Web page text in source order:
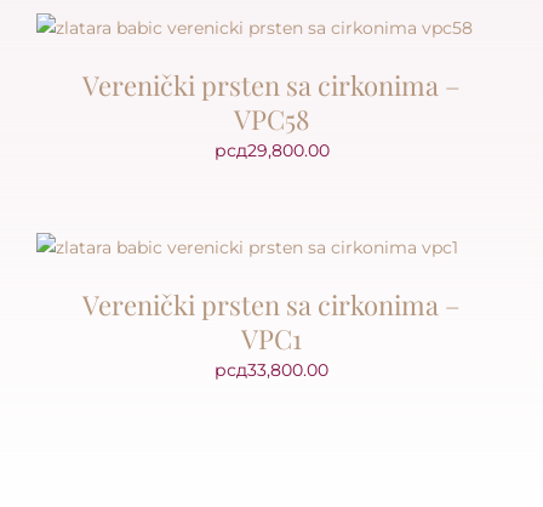
Verenički prsten sa cirkonima –
VPC58
рсд29,800.00
Verenički prsten sa cirkonima –
VPC1
рсд33,800.00